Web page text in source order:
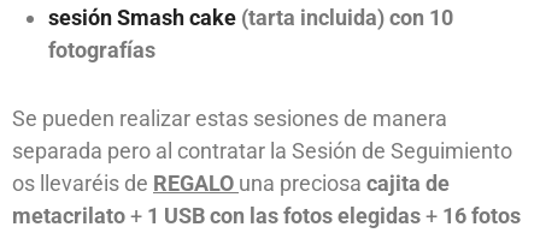
sesión Smash cake (tarta incluida) con 10
fotografías
Se pueden realizar estas sesiones de manera
separada pero al contratar la Sesión de Seguimiento
os llevaréis de REGALO una preciosa cajita de
metacrilato+ 1 USB con las fotos elegidas+ 16 fotos